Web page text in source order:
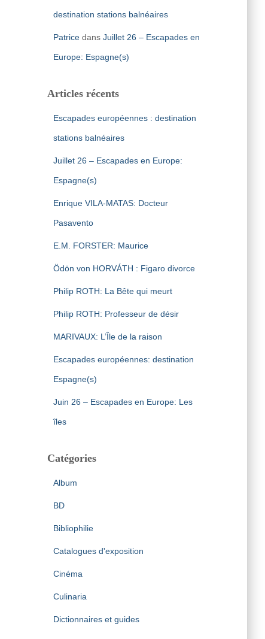
destination stations balnéaires
Patricedans Juillet 26 – Escapades en
Europe: Espagne(s)
Articles récents
Escapades européennes : destination
stations balnéaires
Juillet 26 – Escapades en Europe:
Espagne(s)
Enrique VILA-MATAS: Docteur
Pasavento
E.M. FORSTER: Maurice
Ödön von HORVÁTH : Figaro divorce
Philip ROTH: La Bête qui meurt
Philip ROTH: Professeur de désir
MARIVAUX: L’Île de la raison
Escapades européennes: destination
Espagne(s)
Juin 26 – Escapades en Europe: Les
îles
Catégories
Album
BD
Bibliophilie
Catalogues d'exposition
Cinéma
Culinaria
Dictionnaires et guides